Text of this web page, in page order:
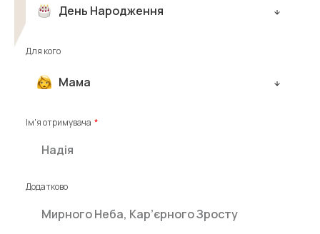
День Народження
Для кого
Мама
Ім'я отримувача
Додатково